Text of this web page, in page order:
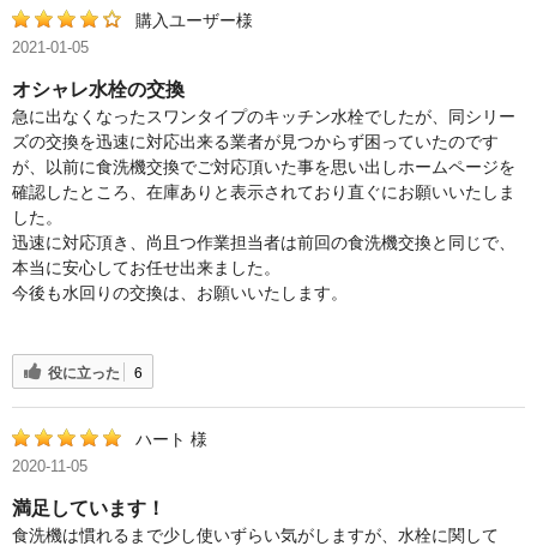
購入ユーザー様
2021-01-05
オシャレ水栓の交換
急に出なくなったスワンタイプのキッチン水栓でしたが、同シリー
ズの交換を迅速に対応出来る業者が見つからず困っていたのです
が、以前に食洗機交換でご対応頂いた事を思い出しホームページを
確認したところ、在庫ありと表示されており直ぐにお願いいたしま
した。
迅速に対応頂き、尚且つ作業担当者は前回の食洗機交換と同じで、
本当に安心してお任せ出来ました。
今後も水回りの交換は、お願いいたします。
役に立った 6
ハート 様
2020-11-05
満足しています！
食洗機は慣れるまで少し使いずらい気がしますが、水栓に関して